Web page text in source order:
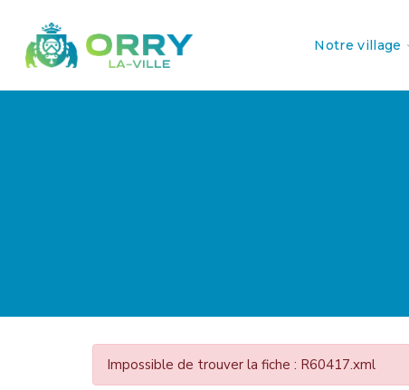
Notre village
Impossible de trouver la fiche : R60417.xml